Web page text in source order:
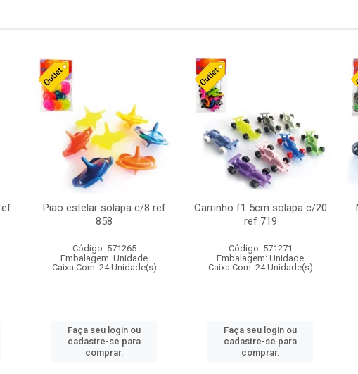
Piao estelar solapa c/8 ref
858
Código: 571265
Embalagem: Unidade
Caixa Com: 24 Unidade(s)
Faça seu login ou
cadastre-se para
comprar.
Carrinho f1 5cm solapa c/20
ref 719
Código: 571271
Embalagem: Unidade
Caixa Com: 24 Unidade(s)
Faça seu login ou
cadastre-se para
comprar.